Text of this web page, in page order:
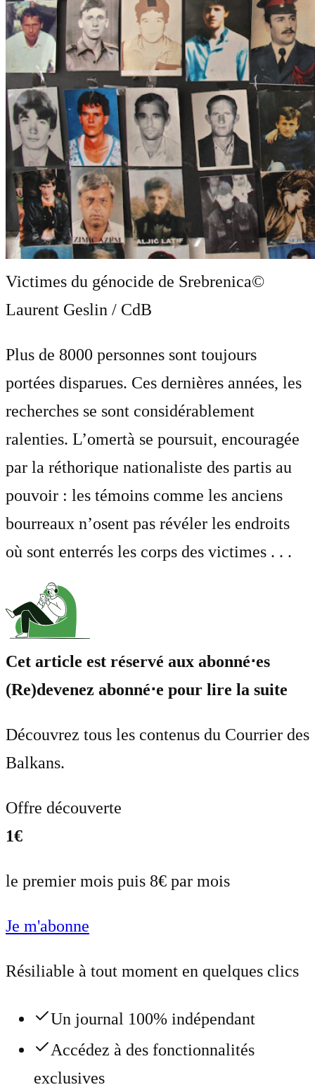
Victimes du génocide de Srebrenica©
Laurent Geslin / CdB
Plus de 8000 personnes sont toujours
portées disparues. Ces dernières années, les
recherches se sont considérablement
ralenties. L’omertà se poursuit, encouragée
par la réthorique nationaliste des partis au
pouvoir : les témoins comme les anciens
bourreaux n’osent pas révéler les endroits
où sont enterrés les corps des victimes . . .
Cet article est réservé aux abonné⋅es
(Re)devenez abonné⋅e pour lire la suite
Découvrez tous les contenus du Courrier des
Balkans.
Offre découverte
1€
le premier mois puis 8€ par mois
Je m'abonne
Résiliable à tout moment en quelques clics
Un journal 100% indépendant
Accédez à des fonctionnalités
exclusives